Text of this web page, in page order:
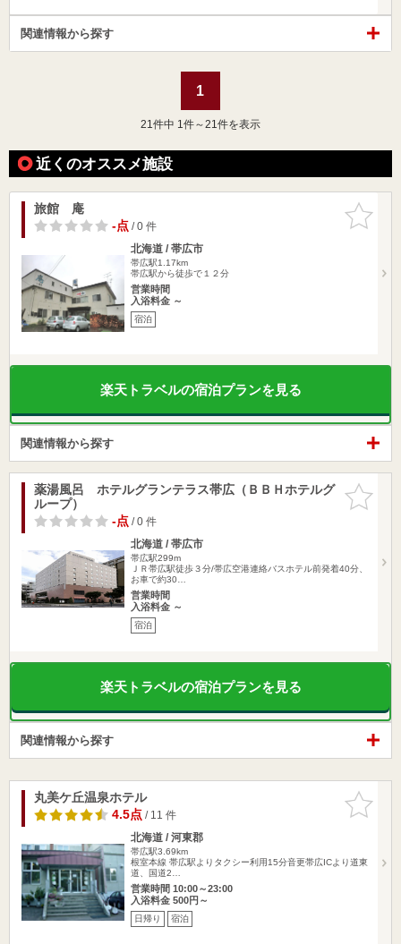
関連情報から探す
1
21 件中 1件～21件を表示
近くのオススメ施設
お気に入
りに追加
旅館 庵
-点/ 0 件
北海道 / 帯広市
帯広駅1.17km
帯広駅から徒歩で１２分
営業時間
入浴料金 ～
宿泊
楽天トラベルの宿泊プランを見る
関連情報から探す
お気に入
りに追加
薬湯風呂 ホテルグランテラス帯広（ＢＢＨホテルグ
ループ）
-点/ 0 件
北海道 / 帯広市
帯広駅299m
ＪＲ帯広駅徒歩３分/帯広空港連絡バスホテル前発着40分、
お車で約30…
営業時間
入浴料金 ～
宿泊
楽天トラベルの宿泊プランを見る
関連情報から探す
お気に入
りに追加
丸美ケ丘温泉ホテル
4.5点/ 11 件
北海道 / 河東郡
帯広駅3.69km
根室本線 帯広駅よりタクシー利用15分音更帯広ICより道東
道、国道2…
営業時間 10:00～23:00
入浴料金 500円～
日帰り 宿泊